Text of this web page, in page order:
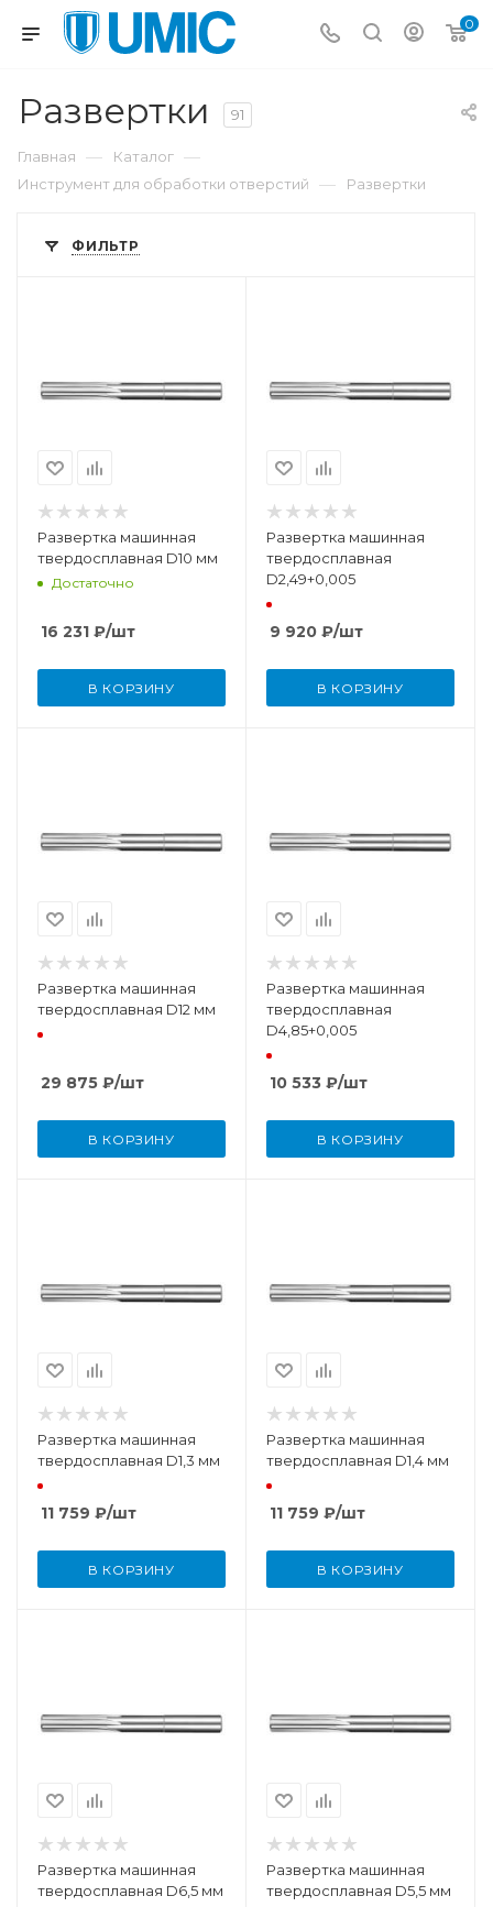
0
Развертки 91
Главная — Каталог —
Инструмент для обработки отверстий — Развертки
ФИЛЬТР
Развертка машинная
твердосплавная D10 мм
Достаточно
16 231 ₽/шт
В КОРЗИНУ
Развертка машинная
твердосплавная
D2,49+0,005
9 920 ₽/шт
В КОРЗИНУ
Развертка машинная
твердосплавная D12 мм
29 875 ₽/шт
В КОРЗИНУ
Развертка машинная
твердосплавная
D4,85+0,005
10 533 ₽/шт
В КОРЗИНУ
Развертка машинная
твердосплавная D1,3 мм
11 759 ₽/шт
В КОРЗИНУ
Развертка машинная
твердосплавная D1,4 мм
11 759 ₽/шт
В КОРЗИНУ
Развертка машинная
твердосплавная D6,5 мм
Развертка машинная
твердосплавная D5,5 мм